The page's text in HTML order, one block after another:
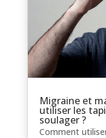
Migraine et
utiliser les
soulager ?
Comment